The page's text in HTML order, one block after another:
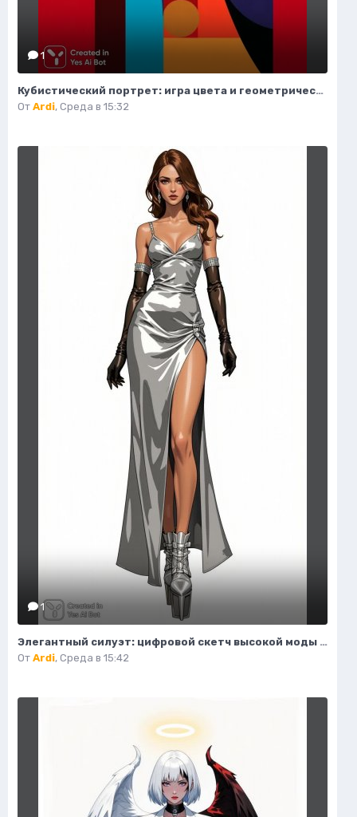
1
Кубистический портрет: игра цвета и геометрических форм. Нейросеть Midjourney
От Ardi, Среда в 15:32
1
Элегантный силуэт: цифровой скетч высокой моды в студийном исполнении. Изображение из нейросети Flux 1
От Ardi, Среда в 15:42